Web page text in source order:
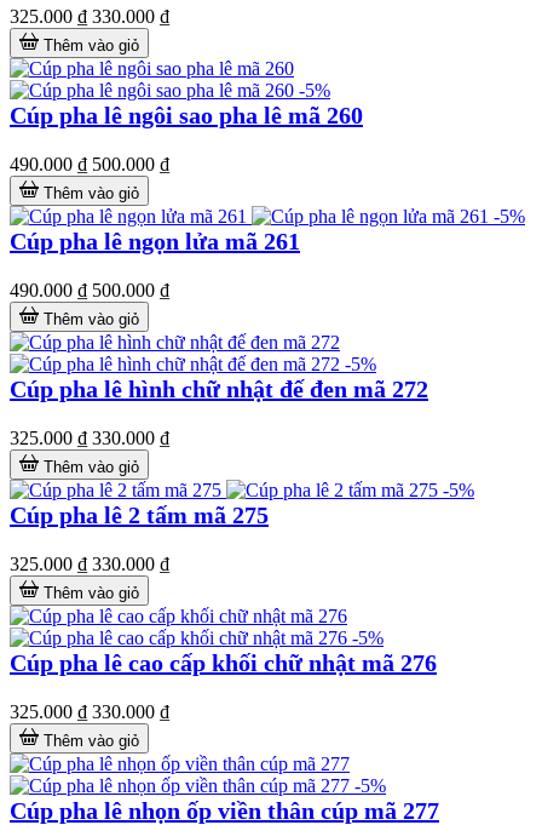
325.000 ₫ 330.000 ₫
Thêm vào giỏ
-5%
Cúp pha lê ngôi sao pha lê mã 260
490.000 ₫ 500.000 ₫
Thêm vào giỏ
-5%
Cúp pha lê ngọn lửa mã 261
490.000 ₫ 500.000 ₫
Thêm vào giỏ
-5%
Cúp pha lê hình chữ nhật đế đen mã 272
325.000 ₫ 330.000 ₫
Thêm vào giỏ
-5%
Cúp pha lê 2 tấm mã 275
325.000 ₫ 330.000 ₫
Thêm vào giỏ
-5%
Cúp pha lê cao cấp khối chữ nhật mã 276
325.000 ₫ 330.000 ₫
Thêm vào giỏ
-5%
Cúp pha lê nhọn ốp viền thân cúp mã 277